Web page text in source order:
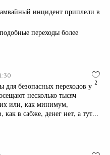
инцидент приплели в
переходы более
2
безопасных переходов у
несколько тысяч
или, как минимум,
как в сабже, денег нет, а тут...